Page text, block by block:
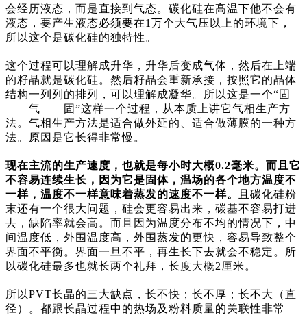
会经历液态，而是直接到气态。碳化硅在高温下他不会有
液态，要产生液态必须要在1万个大气压以上的环境下，
所以这个是碳化硅的独特性。
这个过程可以理解成升华，升华后变成气体，然后在上端
的籽晶就是碳化硅。然后籽晶会重新承接，按照它的晶体
结构一列列的排列，可以理解成凝华。所以这是一个“固
——气——固”这样一个过程，从本质上讲它气相生产方
法。气相生产方法是适合做外延的、适合做薄膜的一种方
法。原因是它长得非常慢。
现在主流的生产速度，也就是每小时大概0.2毫米。而且它
不容易连续生长，因为它是固体，温场的各个地方温度不
一样，温度不一样意味着蒸发的速度不一样。
且碳化硅粉
末还有一个很大问题，硅会更容易出来，碳基不容易打进
去，缺陷率就会高。而且因为温度分布不均的情况下，中
间温度低，外围温度高，外围蒸发的更快，容易导致整个
界面不平衡。界面一旦不平，再生长下去就会不稳定。所
以碳化硅最多也就长两个礼拜，长度大概2厘米。
所以PVT长晶的三大缺点，长不快；长不厚；长不大（直
径）。都跟长晶过程中的热场及粉料质量的关联性非常